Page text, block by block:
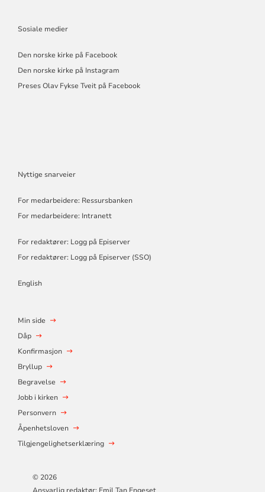
Sosiale medier
Den norske kirke på Facebook
Den norske kirke på Instagram
Preses Olav Fykse Tveit på Facebook
Nyttige snarveier
For medarbeidere: Ressursbanken
For medarbeidere: Intranett
For redaktører: Logg på Episerver
For redaktører: Logg på Episerver (SSO)
English
Min side
Dåp
Konfirmasjon
Bryllup
Begravelse
Jobb i kirken
Personvern
Åpenhetsloven
Tilgjengelighetserklæring
© 2026